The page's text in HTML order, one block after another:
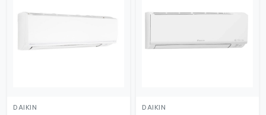
DAIKIN DAIKIN